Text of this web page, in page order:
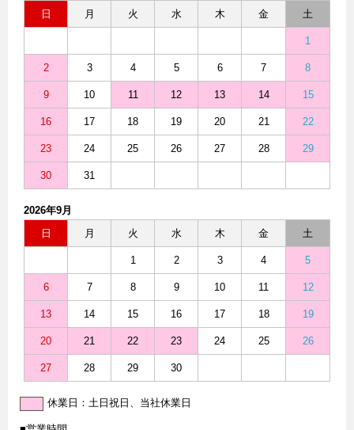
日
月 火 水 木 金 土
1
2 3 4 5 6 7 8
9 10 11 12 13 14 15
16 17 18 19 20 21 22
23 24 25 26 27 28 29
30 31
2026年9月
日
月 火 水 木 金 土
1 2 3 4 5
6 7 8 9 10 11 12
13 14 15 16 17 18 19
20 21 22 23 24 25 26
27 28 29 30
休業日：土日祝日、当社休業日